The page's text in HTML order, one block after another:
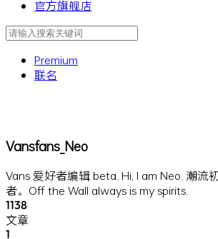
官方旗舰店
Premium
联名
Vansfans_Neo
Vans 爱好者编辑 beta. Hi, I am Neo. 潮流
者。Off the Wall always is my spirits.
1138
文章
1